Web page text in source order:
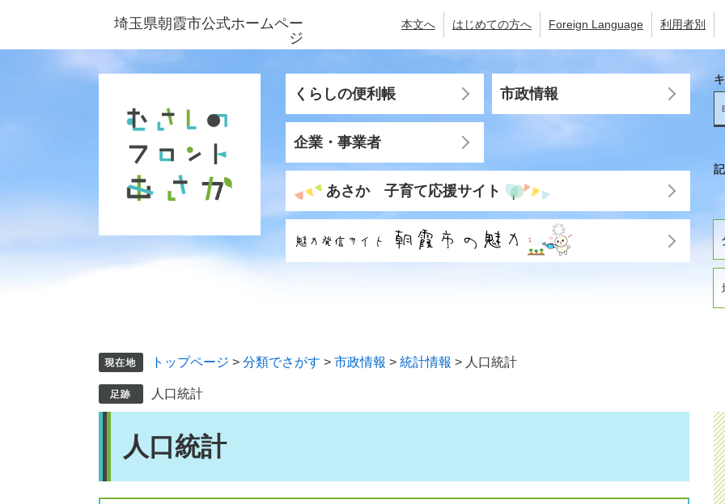
ジ
ュ
埼玉県朝霞市公式ホームペー
ジ
本文へ はじめての方へ Foreign Language 利用者別
くらしの便利帳 市政情報
企業・事業者
あさか 子育て応援サイト
トップページ > 分類でさがす > 市政情報 > 統計情報 > 人口統計
人口統計
人口統計